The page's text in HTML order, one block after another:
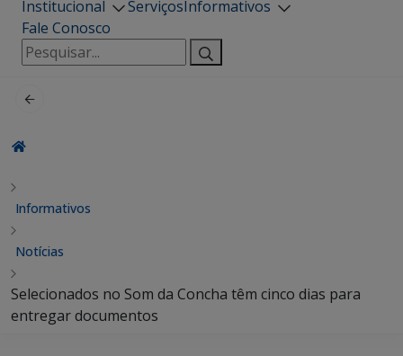
Institucional ServiçosInformativos
Fale Conosco
Pesquisar
por:
Informativos
Notícias
Selecionados no Som da Concha têm cinco dias para
entregar documentos